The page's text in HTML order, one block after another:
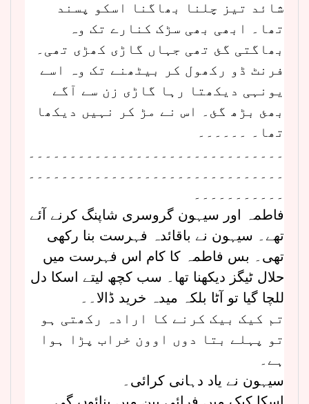
شائد تیز چلنا بھاگنا اسکو پسند
تھا۔ ابھی بھی سڑک کنارے تک وہ
بھاگتی گئ تھی جہاں گاڑی کھڑی تھی۔
فرنٹ ڈو رکھول کر بیٹھنے تک وہ اسے
یونہی دیکھتا رہا گاڑی زن سے آگے
بھئ بڑھ گئ۔ اس نے مڑ کر نہیں دیکھا
تھا۔ ۔۔۔۔۔۔
۔۔۔۔۔۔۔۔۔۔۔۔۔۔۔۔۔۔۔۔۔۔۔۔۔۔۔۔۔۔۔
۔۔۔۔۔۔۔۔۔۔۔۔۔۔۔۔۔۔۔۔۔۔۔۔۔۔۔۔۔۔۔
۔۔۔۔۔۔۔۔۔۔۔
فاطمہ اور سیہون گروسری شاپنگ کرنے آئے
تھے۔ سیہون نے باقائدہ فہرست بنا رکھی
تھی۔ بس فاطمہ کا کام اس فہرست میں
حلال ٹیگز دیکھنا تھا۔ سب کچھ لیتے اسکا دل
للچا گیا تو آٹا بلکہ میدہ خرید ڈالا۔۔
تم کیک بیک کرنے کا ارادہ رکھتی ہو
تو پہلے بتا دوں اوون خراب پڑا ہوا
ہے۔
سیہون نے یاد دہانی کرائی۔